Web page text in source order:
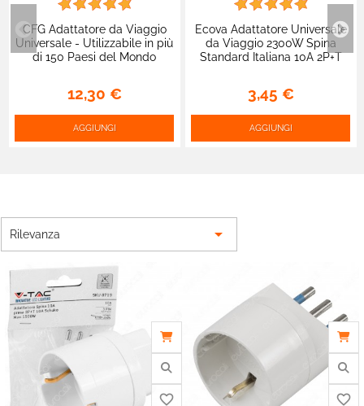
CFG Adattatore da Viaggio
Universale - Utilizzabile in più
di 150 Paesi del Mondo
12,30 €
AGGIUNGI
Ecova Adattatore Universale
da Viaggio 2300W Spina
Standard Italiana 10A 2P+T
3,45 €
AGGIUNGI
Rilevanza 